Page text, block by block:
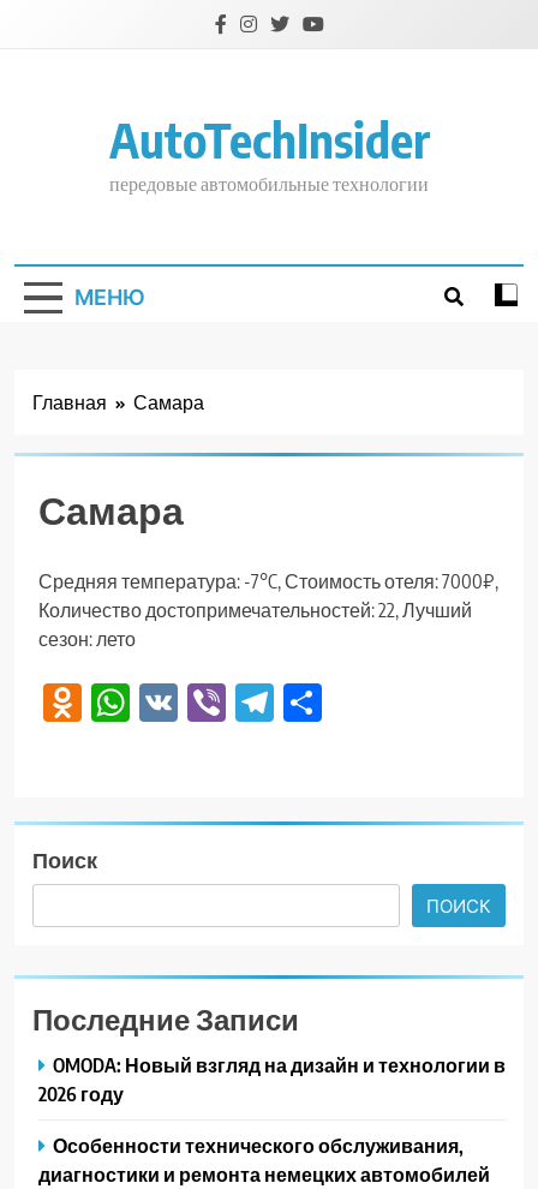
AutoTechInsider
передовые автомобильные технологии
МЕНЮ
Главная Самара
Самара
Средняя температура: -7°C, Стоимость отеля: 7000₽,
Количество достопримечательностей: 22, Лучший
сезон: лето
Odnoklassniki
WhatsApp
VK ViberTelegram
Поиск
ПОИСК
Последние Записи
OMODA: Новый взгляд на дизайн и технологии в
2026 году
Особенности технического обслуживания,
диагностики и ремонта немецких автомобилей